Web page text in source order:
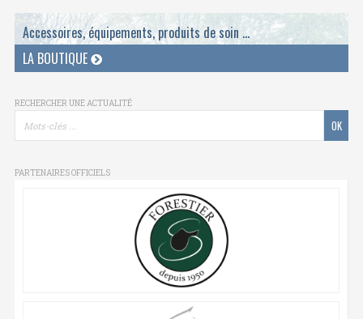
Accessoires, équipements, produits de soin ...
LA BOUTIQUE
RECHERCHER UNE ACTUALITÉ
PARTENAIRES OFFICIELS